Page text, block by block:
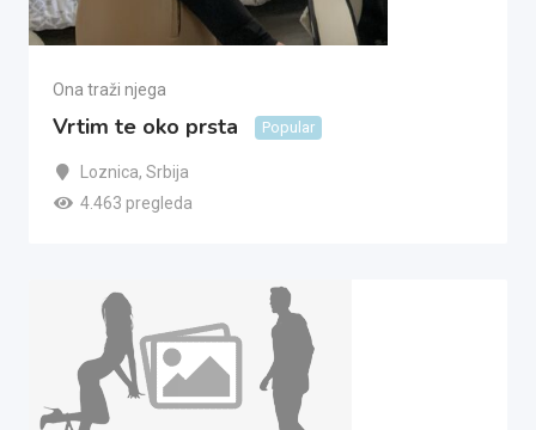
Ona traži njega
Vrtim te oko prsta Popular
Loznica, Srbija
4.463 pregleda